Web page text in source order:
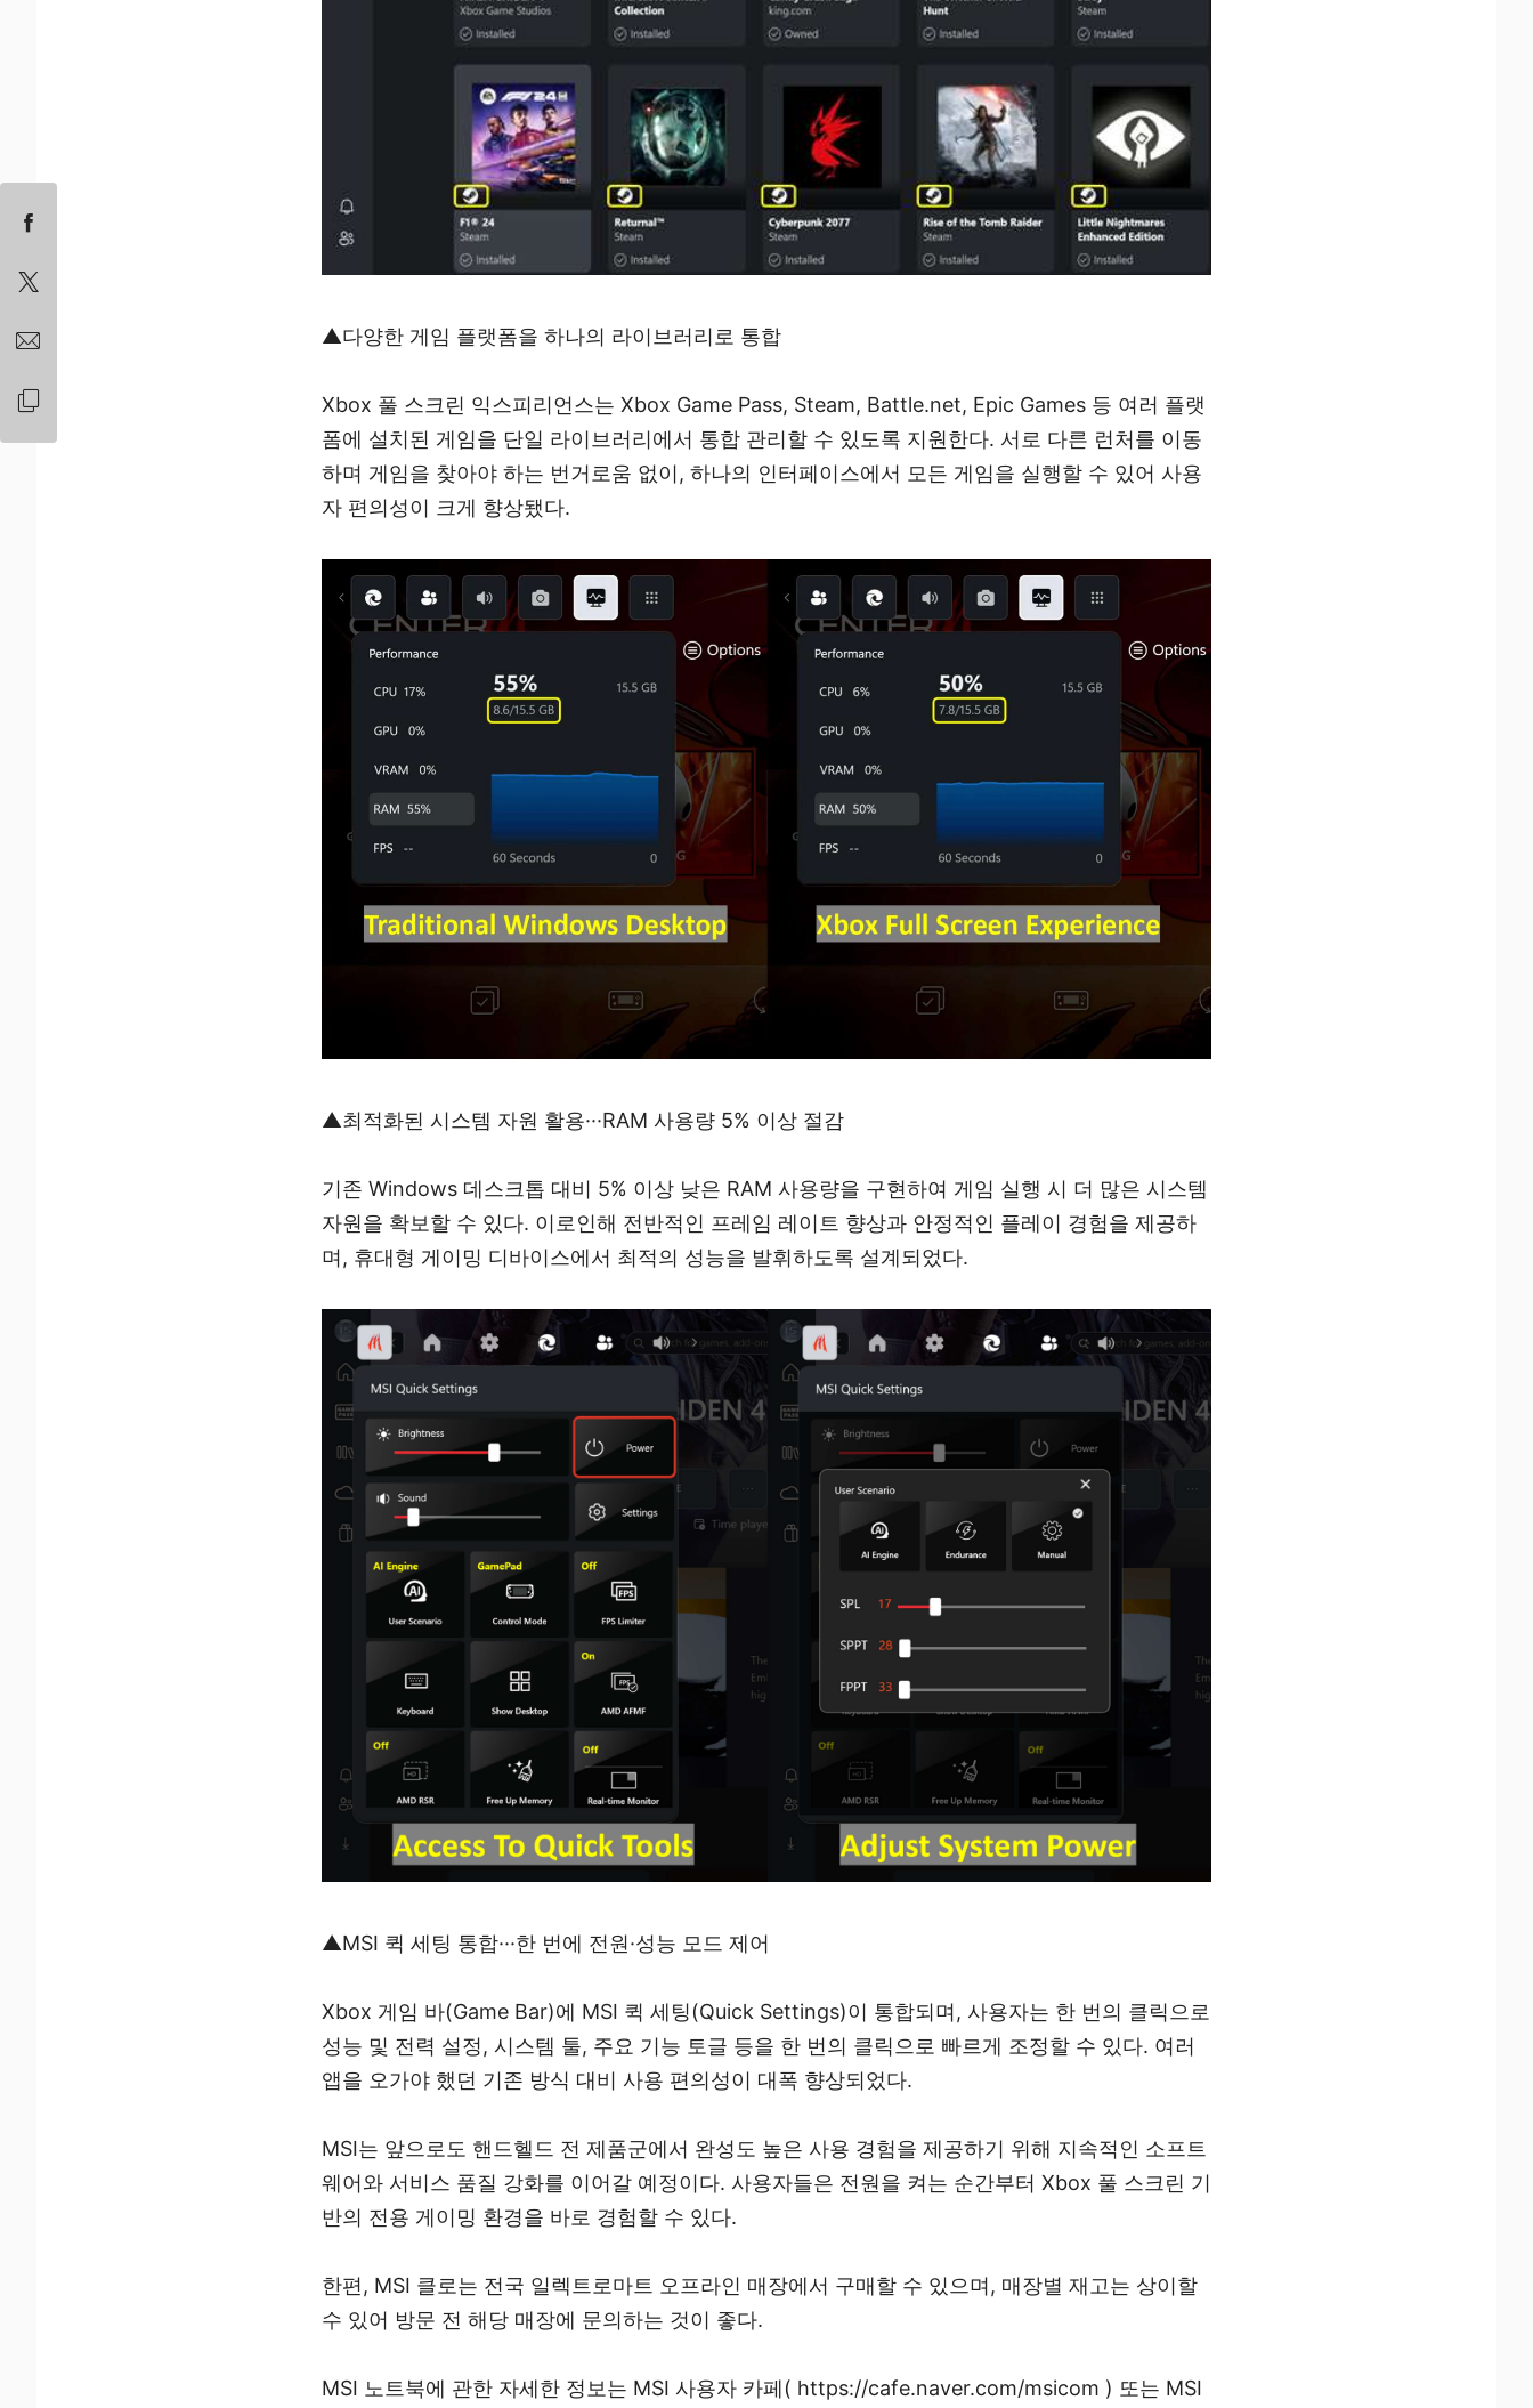
▲다양한 게임 플랫폼을 하나의 라이브러리로 통합
Xbox 풀 스크린 익스피리언스는 Xbox Game Pass, Steam, Battle.net, Epic Games 등 여러 플랫
폼에 설치된 게임을 단일 라이브러리에서 통합 관리할 수 있도록 지원한다. 서로 다른 런처를 이동
하며 게임을 찾아야 하는 번거로움 없이, 하나의 인터페이스에서 모든 게임을 실행할 수 있어 사용
자 편의성이 크게 향상됐다.
▲최적화된 시스템 자원 활용···RAM 사용량 5% 이상 절감
기존 Windows 데스크톱 대비 5% 이상 낮은 RAM 사용량을 구현하여 게임 실행 시 더 많은 시스템
자원을 확보할 수 있다. 이로인해 전반적인 프레임 레이트 향상과 안정적인 플레이 경험을 제공하
며, 휴대형 게이밍 디바이스에서 최적의 성능을 발휘하도록 설계되었다.
▲MSI 퀵 세팅 통합···한 번에 전원·성능 모드 제어
Xbox 게임 바(Game Bar)에 MSI 퀵 세팅(Quick Settings)이 통합되며, 사용자는 한 번의 클릭으로
성능 및 전력 설정, 시스템 툴, 주요 기능 토글 등을 한 번의 클릭으로 빠르게 조정할 수 있다. 여러
앱을 오가야 했던 기존 방식 대비 사용 편의성이 대폭 향상되었다.
MSI는 앞으로도 핸드헬드 전 제품군에서 완성도 높은 사용 경험을 제공하기 위해 지속적인 소프트
웨어와 서비스 품질 강화를 이어갈 예정이다. 사용자들은 전원을 켜는 순간부터 Xbox 풀 스크린 기
반의 전용 게이밍 환경을 바로 경험할 수 있다.
한편, MSI 클로는 전국 일렉트로마트 오프라인 매장에서 구매할 수 있으며, 매장별 재고는 상이할
수 있어 방문 전 해당 매장에 문의하는 것이 좋다.
MSI 노트북에 관한 자세한 정보는 MSI 사용자 카페( https://cafe.naver.com/msicom ) 또는 MSI